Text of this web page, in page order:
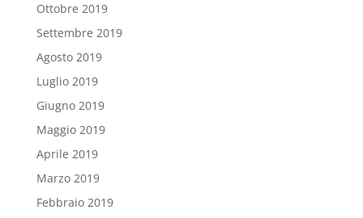
Ottobre 2019
Settembre 2019
Agosto 2019
Luglio 2019
Giugno 2019
Maggio 2019
Aprile 2019
Marzo 2019
Febbraio 2019